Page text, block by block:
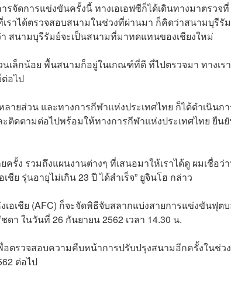
จัดการแข่งขันครั้งนี้ ทางเอเอฟซีก็ได้เดินทางมาตรวจที่
ราได้ตรวจสอบสนามในช่วงที่ผ่านมา ก็คิดว่าสนามบุรีรั
สนามบุรีรัมย์จะเป็นสนามที่มาทดแทนของเชียงใหม่
เล็กน้อย พื้นสนามก็อยู่ในเกณฑ์ที่ดี ที่ไปตรวจมา ทางเร
อไป
ยส่วน และทางการกีฬาแห่งประเทศไทย ก็ได้ดำเนินก
ติดตามต่อไปพร้อมให้ทางการกีฬาแห่งประเทศไทย ยืน
รั้ง รวมถึงแผนงานต่างๆ ที่เสนอมาให้เราได้ดู ผมเชื่อว่
รุ่นอายุไม่เกิน 23 ปี ได้สำเร็จ” ยูจินโฮ กล่าว
เชีย (AFC) ก็จะจัดพิธีจับสลากแบ่งสายการแข่งขันฟุต
ดา ในวันที่ 26 กันยายน 2562 เวลา 14.30 น.
อตรวจสอบความคืบหน้าการปรับปรุงสนามอีกครั้งในช่ว
ต่อไป